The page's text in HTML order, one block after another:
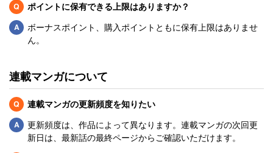
Q
ポイントに保有できる上限はありますか？
Qボーナスポイント、購入ポイントともに保有上限はありませ
ん。
連載マンガについて
Q
連載マンガの更新頻度を知りたい
Q
更新頻度は、作品によって異なります。連載マンガの次回更
新日は、最新話の最終ページからご確認いただけます。